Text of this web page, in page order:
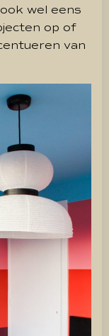
wel eens
op of
van